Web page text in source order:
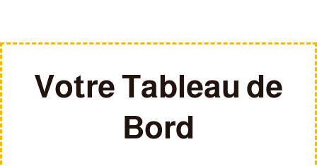
Votre Tableau de
Bord